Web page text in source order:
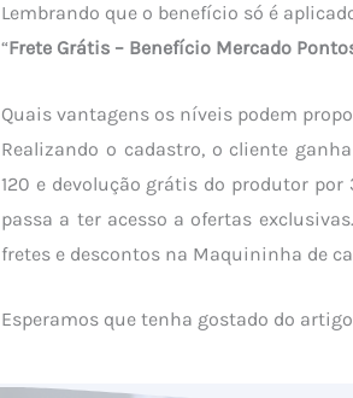
Lembrando que o benefício só é
“Frete Grátis – Benefício Mercado
Quais vantagens os níveis podem
Realizando o cadastro, o cliente
120 e devolução grátis do produtor
passa a ter acesso a ofertas
fretes e descontos na Maquininha de
Esperamos que tenha gostado do